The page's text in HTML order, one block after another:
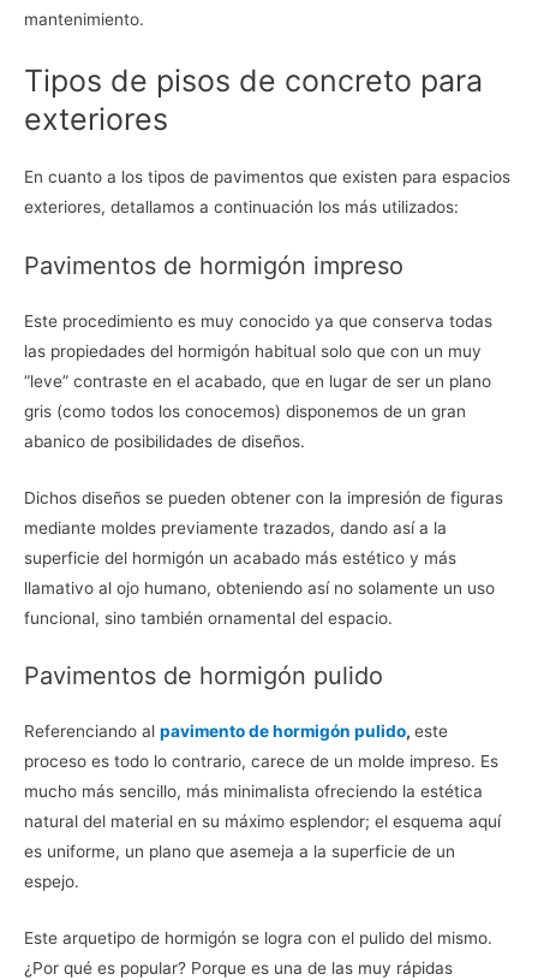
mantenimiento.
Tipos de pisos de concreto para
exteriores
En cuanto a los tipos de pavimentos que existen para espacios
exteriores, detallamos a continuación los más utilizados:
Pavimentos de hormigón impreso
Este procedimiento es muy conocido ya que conserva todas
las propiedades del hormigón habitual solo que con un muy
“leve” contraste en el acabado, que en lugar de ser un plano
gris (como todos los conocemos) disponemos de un gran
abanico de posibilidades de diseños.
Dichos diseños se pueden obtener con la impresión de figuras
mediante moldes previamente trazados, dando así a la
superficie del hormigón un acabado más estético y más
llamativo al ojo humano, obteniendo así no solamente un uso
funcional, sino también ornamental del espacio.
Pavimentos de hormigón pulido
Referenciando al pavimento de hormigón pulido, este
proceso es todo lo contrario, carece de un molde impreso. Es
mucho más sencillo, más minimalista ofreciendo la estética
natural del material en su máximo esplendor; el esquema aquí
es uniforme, un plano que asemeja a la superficie de un
espejo.
Este arquetipo de hormigón se logra con el pulido del mismo.
¿Por qué es popular? Porque es una de las muy rápidas